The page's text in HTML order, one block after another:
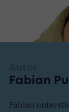
Fabian
Fabian